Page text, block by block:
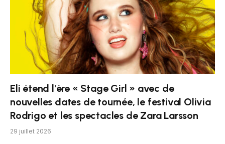
Eli étend l'ère « Stage Girl » avec de
nouvelles dates de tournée, le festival Olivia
Rodrigo et les spectacles de Zara Larsson
29 juillet 2026